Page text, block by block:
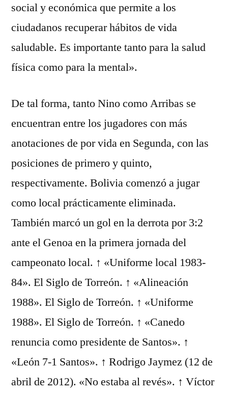
social y económica que permite a los
ciudadanos recuperar hábitos de vida
saludable. Es importante tanto para la salud
física como para la mental».
De tal forma, tanto Nino como Arribas se
encuentran entre los jugadores con más
anotaciones de por vida en Segunda, con las
posiciones de primero y quinto,
respectivamente. Bolivia comenzó a jugar
como local prácticamente eliminada.
También marcó un gol en la derrota por 3:2
ante el Genoa en la primera jornada del
campeonato local. ↑ «Uniforme local 1983-
84». El Siglo de Torreón. ↑ «Alineación
1988». El Siglo de Torreón. ↑ «Uniforme
1988». El Siglo de Torreón. ↑ «Canedo
renuncia como presidente de Santos». ↑
«León 7-1 Santos». ↑ Rodrigo Jaymez (12 de
abril de 2012). «No estaba al revés». ↑ Víctor